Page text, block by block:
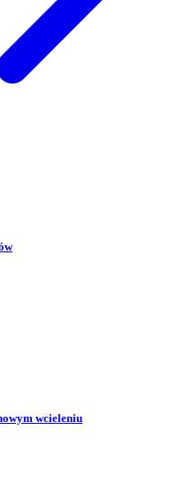
wcieleniu